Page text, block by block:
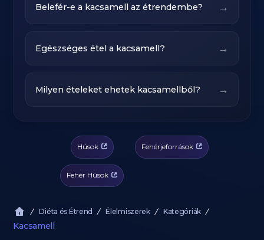
Belefér-e a kacsamell az étrendembe? →
Egészséges étel a kacsamell? →
Milyen ételeket ehetek kacsamellből? →
Húsok Fehérjeforrások
Fehér Húsok
Diéta és Étrend Élelmiszerek Kategóriák
Kacsamell